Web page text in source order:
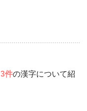
3件の漢字について紹